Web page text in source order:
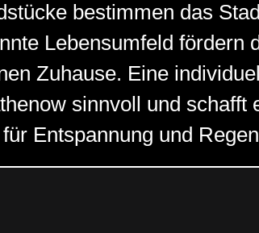
bestimmen das
Lebensumfeld fördern
Zuhause. Eine
sinnvoll und schafft
für Entspannung und